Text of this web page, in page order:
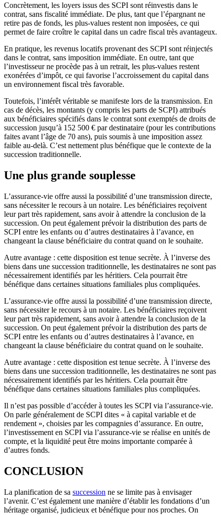
Concrètement, les loyers issus des SCPI sont réinvestis dans le
contrat, sans fiscalité immédiate. De plus, tant que l’épargnant ne
retire pas de fonds, les plus-values restent non imposées, ce qui
permet de faire croître le capital dans un cadre fiscal très avantageux.
En pratique, les revenus locatifs provenant des SCPI sont réinjectés
dans le contrat, sans imposition immédiate. En outre, tant que
l’investisseur ne procède pas à un retrait, les plus-values restent
exonérées d’impôt, ce qui favorise l’accroissement du capital dans
un environnement fiscal très favorable.
Toutefois, l’intérêt véritable se manifeste lors de la transmission. En
cas de décès, les montants (y compris les parts de SCPI) attribués
aux bénéficiaires spécifiés dans le contrat sont exemptés de droits de
succession jusqu’à 152 500 € par destinataire (pour les contributions
faites avant l’âge de 70 ans), puis soumis à une imposition assez
faible au-delà. C’est nettement plus bénéfique que le contexte de la
succession traditionnelle.
Une plus grande souplesse
L’assurance-vie offre aussi la possibilité d’une transmission directe,
sans nécessiter le recours à un notaire. Les bénéficiaires reçoivent
leur part très rapidement, sans avoir à attendre la conclusion de la
succession. On peut également prévoir la distribution des parts de
SCPI entre les enfants ou d’autres destinataires à l’avance, en
changeant la clause bénéficiaire du contrat quand on le souhaite.
Autre avantage : cette disposition est tenue secrète. À l’inverse des
biens dans une succession traditionnelle, les destinataires ne sont pas
nécessairement identifiés par les héritiers. Cela pourrait être
bénéfique dans certaines situations familiales plus compliquées.
L’assurance-vie offre aussi la possibilité d’une transmission directe,
sans nécessiter le recours à un notaire. Les bénéficiaires reçoivent
leur part très rapidement, sans avoir à attendre la conclusion de la
succession. On peut également prévoir la distribution des parts de
SCPI entre les enfants ou d’autres destinataires à l’avance, en
changeant la clause bénéficiaire du contrat quand on le souhaite.
Autre avantage : cette disposition est tenue secrète. À l’inverse des
biens dans une succession traditionnelle, les destinataires ne sont pas
nécessairement identifiés par les héritiers. Cela pourrait être
bénéfique dans certaines situations familiales plus compliquées.
Il n’est pas possible d’accéder à toutes les SCPI via l’assurance-vie.
On parle généralement de SCPI dites « à capital variable et de
rendement », choisies par les compagnies d’assurance. En outre,
l’investissement en SCPI via l’assurance-vie se réalise en unités de
compte, et la liquidité peut être moins importante comparée à
d’autres fonds.
CONCLUSION
La planification de sa succession ne se limite pas à envisager
l’avenir. C’est également une manière d’établir les fondations d’un
héritage organisé, judicieux et bénéfique pour nos proches. On